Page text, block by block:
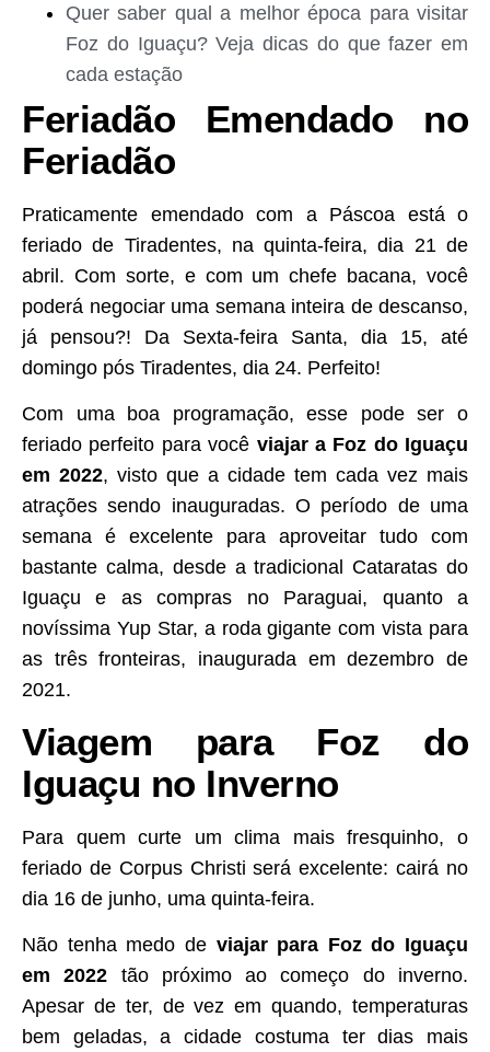
Quer saber qual a melhor época para visitar
Foz do Iguaçu? Veja dicas do que fazer em
cada estação
Feriadão Emendado no
Feriadão
Praticamente emendado com a Páscoa está o
feriado de Tiradentes, na quinta-feira, dia 21 de
abril. Com sorte, e com um chefe bacana, você
poderá negociar uma semana inteira de descanso,
já pensou?! Da Sexta-feira Santa, dia 15, até
domingo pós Tiradentes, dia 24. Perfeito!
Com uma boa programação, esse pode ser o
feriado perfeito para você viajar a Foz do Iguaçu
em 2022, visto que a cidade tem cada vez mais
atrações sendo inauguradas. O período de uma
semana é excelente para aproveitar tudo com
bastante calma, desde a tradicional Cataratas do
Iguaçu e as compras no Paraguai, quanto a
novíssima Yup Star, a roda gigante com vista para
as três fronteiras, inaugurada em dezembro de
2021.
Viagem para Foz do
Iguaçu no Inverno
Para quem curte um clima mais fresquinho, o
feriado de Corpus Christi será excelente: cairá no
dia 16 de junho, uma quinta-feira.
Não tenha medo de viajar para Foz do Iguaçu
em 2022 tão próximo ao começo do inverno.
Apesar de ter, de vez em quando, temperaturas
bem geladas, a cidade costuma ter dias mais